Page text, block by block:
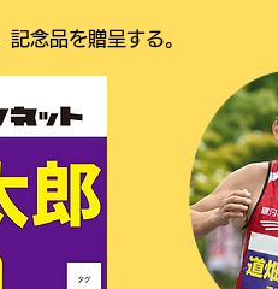
念品を贈呈する。​